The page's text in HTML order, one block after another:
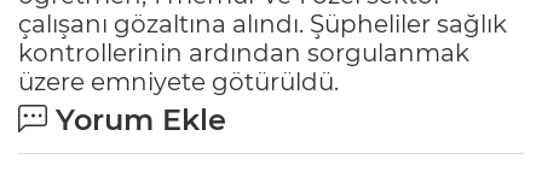
çalışanı gözaltına alındı. Şüpheliler sağlık
kontrollerinin ardından sorgulanmak
üzere emniyete götürüldü.
Yorum Ekle